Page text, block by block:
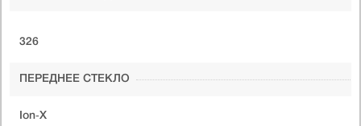
326
ПЕРЕДНЕЕ СТЕКЛО
Ion‑X